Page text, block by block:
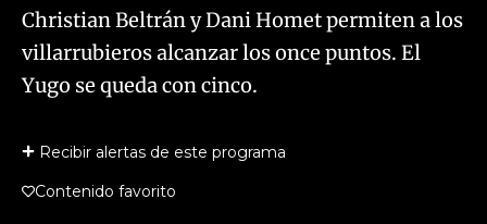
Christian Beltrán y Dani Homet permiten a los
villarrubieros alcanzar los once puntos. El
Yugo se queda con cinco.
Recibir alertas de este programa
Contenido favorito